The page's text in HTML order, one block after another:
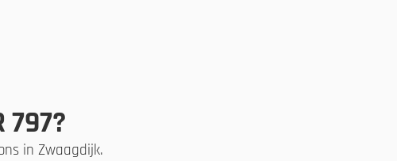
797?
in Zwaagdijk.